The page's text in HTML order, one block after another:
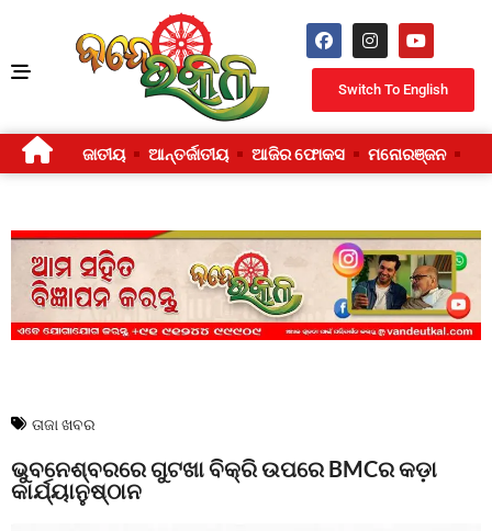
Switch To English
ଜାତୀୟ ଆନ୍ତର୍ଜାତୀୟ ଆଜିର ଫୋକସ ମନୋରଞ୍ଜନ
ତାଜା ଖବର
ଭୁବନେଶ୍ବରରେ ଗୁଟଖା ବିକ୍ରି ଉପରେ BMCର କଡ଼ା
କାର୍ଯ୍ୟାନୁଷ୍ଠାନ